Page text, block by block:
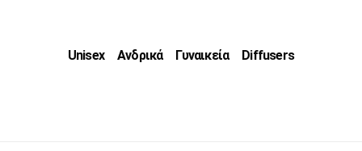
Unisex Ανδρικά Γυναικεία Diffusers